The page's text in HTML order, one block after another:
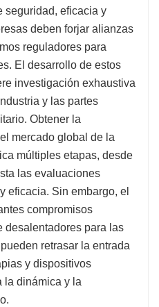
seguridad, eficacia y
deben forjar alianzas
reguladores para
El desarrollo de estos
investigación exhaustiva
y las partes
Obtener la
mercado global de la
múltiples etapas, desde
las evaluaciones
eficacia. Sin embargo, el
compromisos
desalentadores para las
retrasar la entrada
y dispositivos
la dinámica y la